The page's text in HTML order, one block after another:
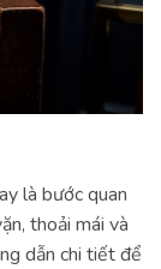
là bước quan
thoải mái và
dẫn chi tiết để